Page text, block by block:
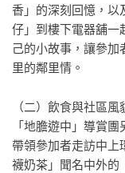
香」的深刻回憶，以
仔」到樓下電器舖一
己的小故事，讓參
里的鄰里情。
（二）飲食與社區風
「地膽遊中」導賞
帶領參加者走訪中上
襪奶茶」聞名中外的